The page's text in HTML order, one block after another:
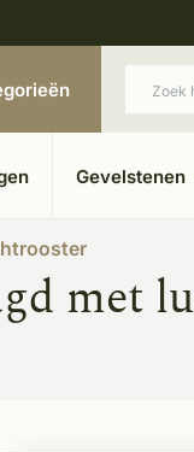
jaar ervaring
Gevelstenen
met